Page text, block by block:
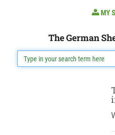
MY
The German